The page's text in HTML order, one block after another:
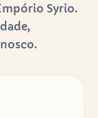
Syrio.